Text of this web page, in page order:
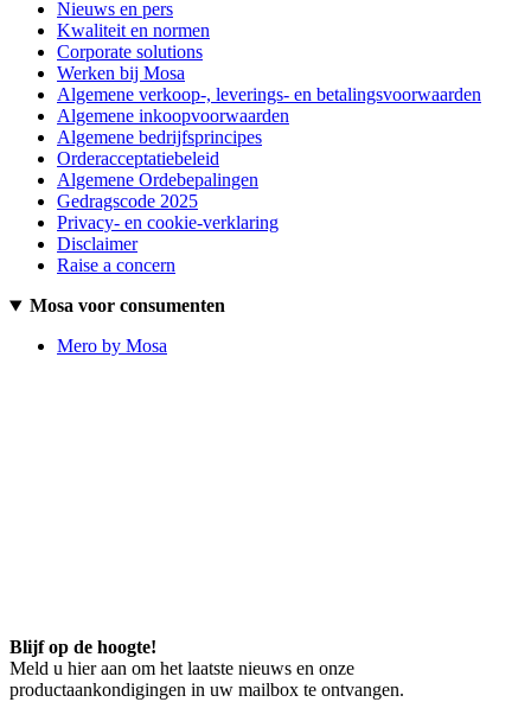
Nieuws en pers
Kwaliteit en normen
Corporate solutions
Werken bij Mosa
Algemene verkoop-, leverings- en betalingsvoorwaarden
Algemene inkoopvoorwaarden
Algemene bedrijfsprincipes
Orderacceptatiebeleid
Algemene Ordebepalingen
Gedragscode 2025
Privacy- en cookie-verklaring
Disclaimer
Raise a concern
Mosa voor consumenten
Mero by Mosa
Blijf op de hoogte!
Meld u hier aan om het laatste nieuws en onze
productaankondigingen in uw mailbox te ontvangen.